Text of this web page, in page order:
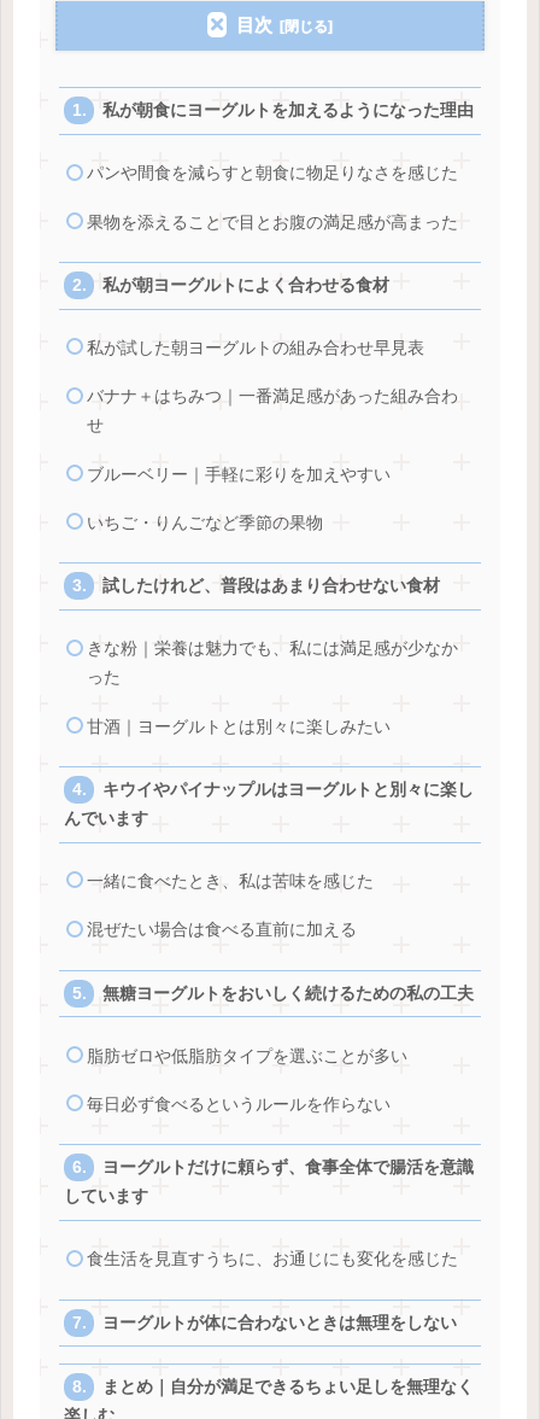
目次
私が朝食にヨーグルトを加えるようになった理由
パンや間食を減らすと朝食に物足りなさを感じた
果物を添えることで目とお腹の満足感が高まった
私が朝ヨーグルトによく合わせる食材
私が試した朝ヨーグルトの組み合わせ早見表
バナナ＋はちみつ｜一番満足感があった組み合わ
せ
ブルーベリー｜手軽に彩りを加えやすい
いちご・りんごなど季節の果物
試したけれど、普段はあまり合わせない食材
きな粉｜栄養は魅力でも、私には満足感が少なか
った
甘酒｜ヨーグルトとは別々に楽しみたい
キウイやパイナップルはヨーグルトと別々に楽し
んでいます
一緒に食べたとき、私は苦味を感じた
混ぜたい場合は食べる直前に加える
無糖ヨーグルトをおいしく続けるための私の工夫
脂肪ゼロや低脂肪タイプを選ぶことが多い
毎日必ず食べるというルールを作らない
ヨーグルトだけに頼らず、食事全体で腸活を意識
しています
食生活を見直すうちに、お通じにも変化を感じた
ヨーグルトが体に合わないときは無理をしない
まとめ｜自分が満足できるちょい足しを無理なく